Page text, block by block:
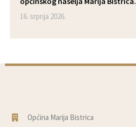
16. srpnja 2026.
Općina Marija Bistrica